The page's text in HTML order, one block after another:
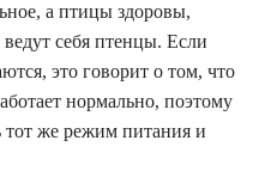
а птицы здоровы,
себя птенцы. Если
это говорит о том, что
нормально, поэтому
же режим питания и